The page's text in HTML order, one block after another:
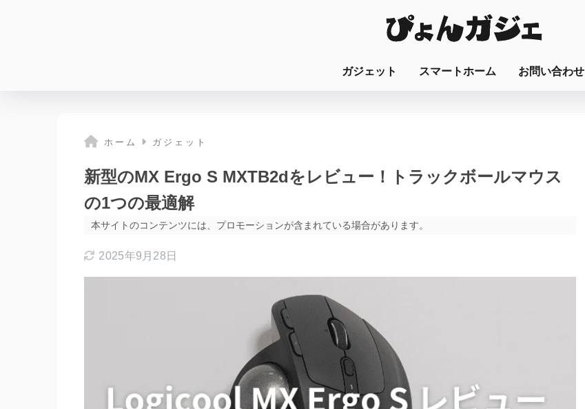
ガジェット スマートホーム お問い合わせ
ホーム ガジェット
新型のMX Ergo S MXTB2dをレビュー！トラックボールマウス
の1つの最適解
本サイトのコンテンツには、プロモーションが含まれている場合があります。
2025年9月28日